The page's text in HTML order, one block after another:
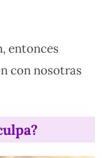
entonces
con nosotras